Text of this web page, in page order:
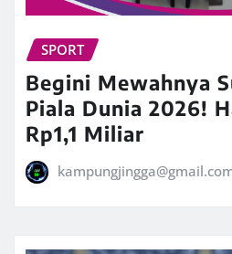
SPORT
Begini Mewahnya
Piala Dunia 2026!
Rp1,1 Miliar